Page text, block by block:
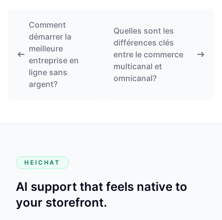
Comment
démarrer la
meilleure
entreprise en
ligne sans
argent?
Quelles sont les
différences clés
entre le commerce
multicanal et
omnicanal?
HEICHAT
AI support that feels native to
your storefront.